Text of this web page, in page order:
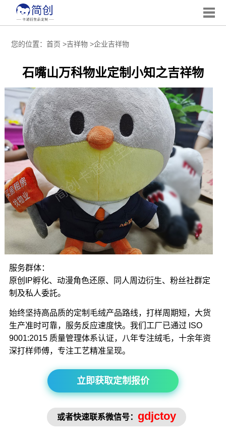
您的位置： 首页 >吉祥物>企业吉祥物
石嘴山万科物业定制小知之吉祥物
服务群体：
原创IP孵化、动漫角色还原、同人周边衍生、粉丝社群定
制及私人委託。
始终坚持高品质的定制毛绒产品路线，打样周期短，大货
生产准时可靠，服务反应速度快。我们工厂已通过 ISO
9001:2015 质量管理体系认证，八年专注绒毛，十余年资
深打样师傅，专注工艺精准呈现。
立即获取定制报价
或者快速联系微信号： gdjctoy